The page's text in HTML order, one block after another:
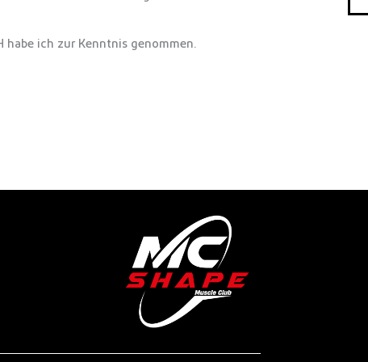
habe ich zur Kenntnis genommen.